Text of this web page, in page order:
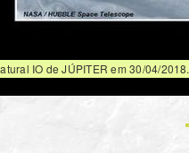
IO de JÚPITER em 30/04/2018.